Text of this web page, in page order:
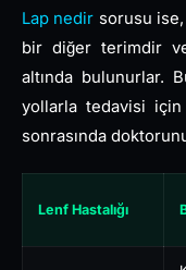
Lap nedir sorusu
bir diğer terimdir
altında bulunurlar.
yollarla tedavisi
sonrasında
Lenf Hastalığı